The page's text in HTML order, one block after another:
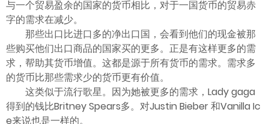
与一个贸易盈余的国家的货币相比，对于一国货币的贸易赤
字的需求在减少。
那些出口比进口多的净出口国，会看到他们的现金被那
些购买他们出口商品的国家买的更多。正是有这样更多的需
求，帮助其货币增值。这都是源于所有货币的需求。需求多
的货币比那些需求少的货币更有价值。
这类似于流行歌星。因为她被更多的需求，Lady gaga
得到的钱比Britney Spears多。对Justin Bieber 和Vanilla Ic
e来说也是一样的。